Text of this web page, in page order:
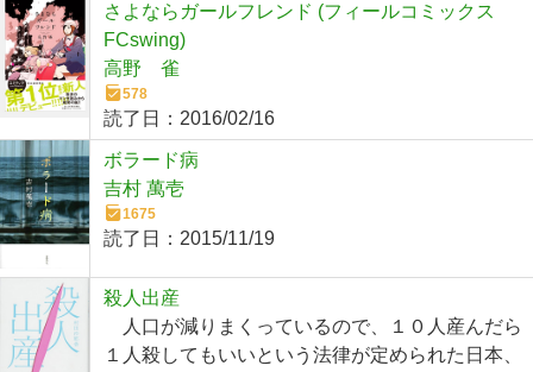
さよならガールフレンド (フィールコミックス
FCswing)
高野 雀
578
読了日： 2016/02/16
ボラード病
吉村 萬壱
1675
読了日： 2015/11/19
殺人出産
人口が減りまくっているので、１０人産んだら
１人殺してもいいという法律が定められた日本、